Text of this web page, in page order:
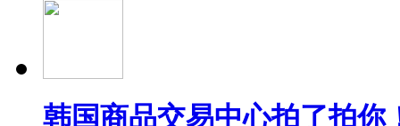
韩国商品交易中心拍了拍你